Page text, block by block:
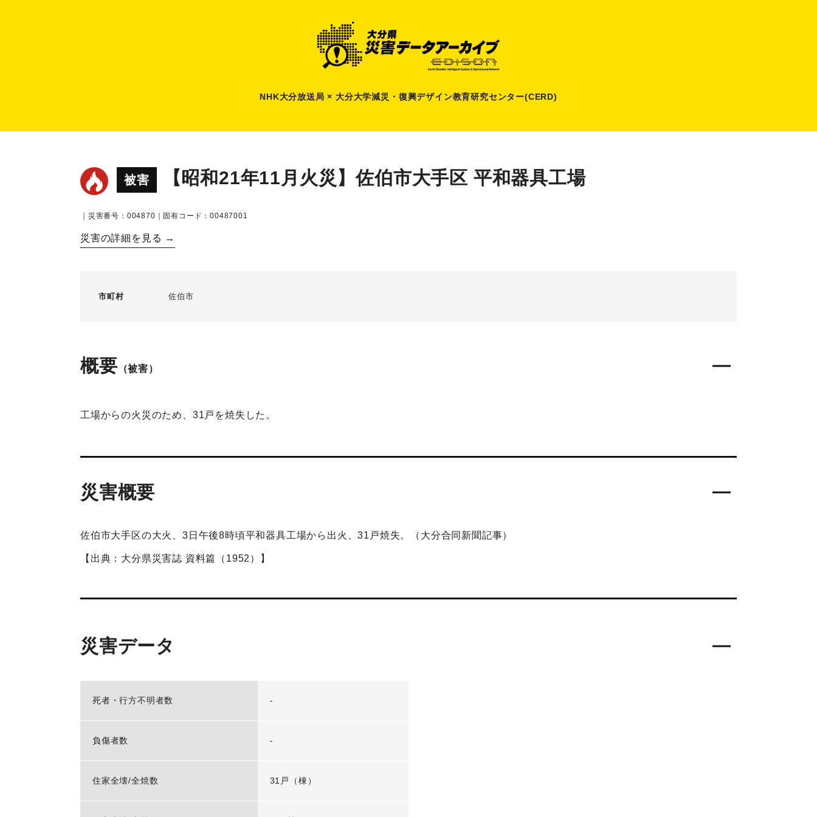
NHK大分放送局 × 大分大学減災 ・ 復興デザイン教育研究センター(CERD)
被害 【昭和21年11月火災】佐伯市大手区 平和器具工場
｜災害番号：004870｜固有コード：00487001
災害の詳細を見る →
市町村 佐伯市
概要 （被害）
工場からの火災のため、31戸を焼失した。
災害概要
佐伯市大手区の大火、3日午後8時頃平和器具工場から出火、31戸焼失。（大分合同新聞記事）
【出典：大分県災害誌 資料篇（1952）】
災害データ
死者・行方不明者数 -
負傷者数 -
住家全壊/全焼数 31戸（棟）